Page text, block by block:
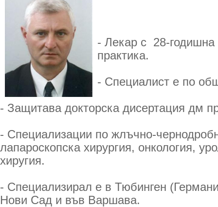
- Лекар с 28-годишна
практика.
- Специалист е по
- Защитава докторска дисертация дм
- Специализации по жлъчно-
лапароскопска хирургия, онкология,
хиругия.
- Специализирал е в Тюбинген
Нови Сад и във Варшава.